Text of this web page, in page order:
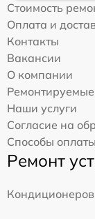
Стоимость
Оплата и
Контакты
Вакансии
О компании
Наши услуги
Согласие на
Способы оплаты
Ремонт
Кондиционеров